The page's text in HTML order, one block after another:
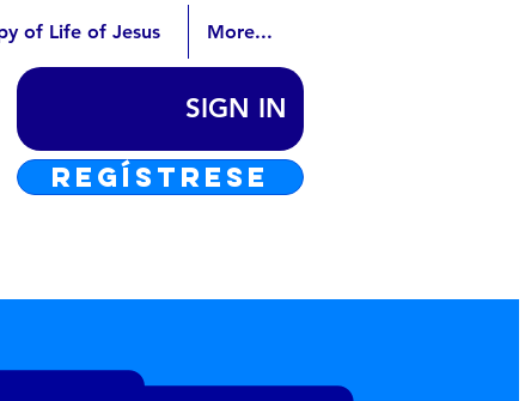
of Life of Jesus More...
SIGN IN
REGÍSTRESE